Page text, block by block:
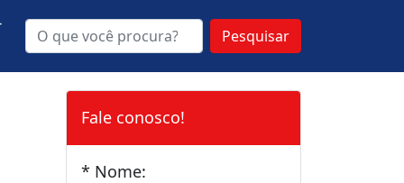
Pesquisar
Fale conosco!
* Nome: